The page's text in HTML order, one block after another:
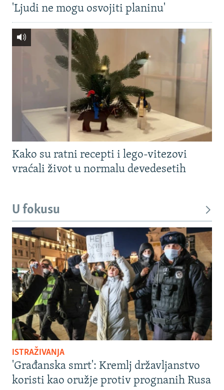
'Ljudi ne mogu osvojiti planinu'
Kako su ratni recepti i lego-vitezovi
vraćali život u normalu devedesetih
U fokusu
ISTRAŽIVANJA
'Građanska smrt': Kremlj državljanstvo
koristi kao oružje protiv prognanih Rusa